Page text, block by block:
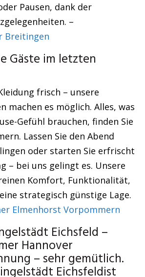
Pausen, dank der
–
Breitingen
Gäste im letzten
frisch – unsere
machen es möglich. Alles, was
Gefühl brauchen, finden Sie
Lassen Sie den Abend
oder starten Sie erfrischt
– bei uns gelingt es. Unsere
Komfort, Funktionalität,
strategisch günstige Lage.
Elmenhorst Vorpommern
Eichsfeld –
Hannover
– sehr gemütlich.
Eichsfeldist